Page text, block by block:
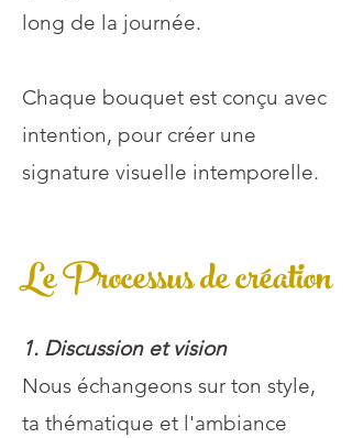
long de la journée.
Chaque bouquet est conçu avec
intention, pour créer une
signature visuelle intemporelle.
Le Processus de création
1. Discussion et vision
Nous échangeons sur ton style,
ta thématique et l'ambiance